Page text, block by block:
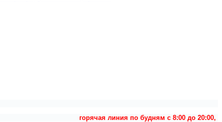
горячая линия по будням с 8:00 до 20:00,